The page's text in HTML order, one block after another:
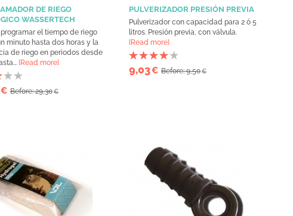
DE RIEGO
WASSERTECH
programar el tiempo de riego
minuto hasta dos horas y la
de riego en periodos desde
[Read more]
€ Before: 29,30€
PULVERIZADOR PRESIÓN PREVIA
Pulverizador con capacidad para 2 ó 5
litros. Presión previa, con válvula.
[Read more]
9,03€ Before: 9,50€